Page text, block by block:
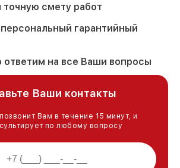
точную смету работ
гарантийный
ответим на все Ваши вопросы
Ваши контакты
Вам в течение 15 минут, и
по любому вопросу